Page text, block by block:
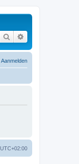
Zoek
Aanmelden
UTC+02:00